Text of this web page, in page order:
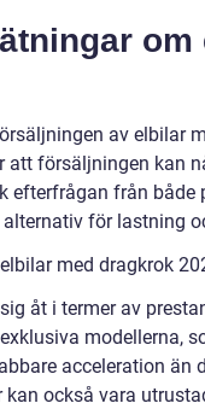
om
av elbilar
att försäljningen kan
efterfrågan från både
för lastning
med dragkrok
åt i termer av
modellerna,
acceleration än
också vara